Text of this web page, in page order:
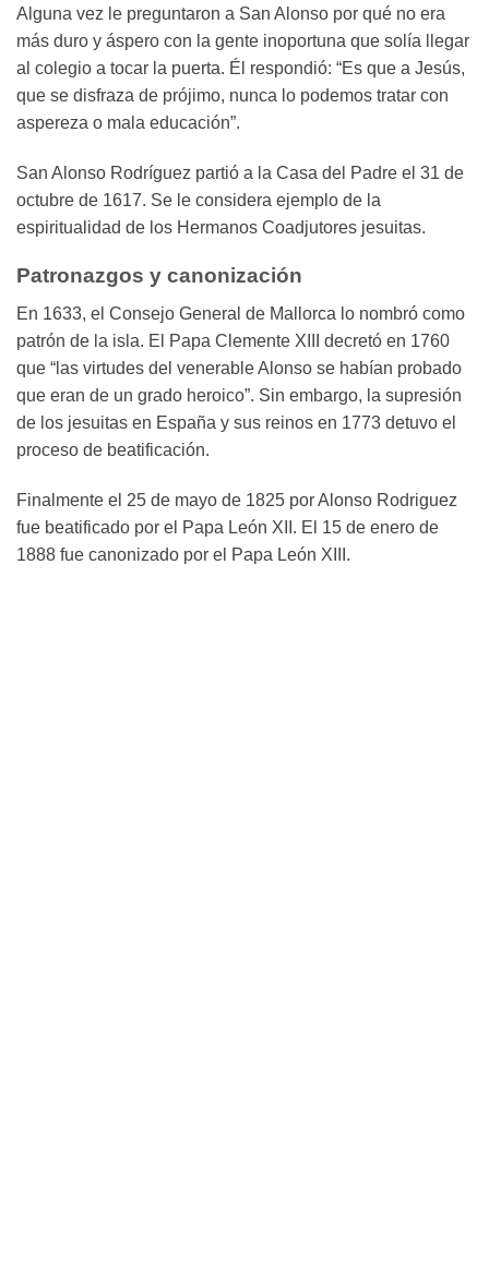
Alguna vez le preguntaron a San Alonso por qué no era
más duro y áspero con la gente inoportuna que solía llegar
al colegio a tocar la puerta. Él respondió: “Es que a Jesús,
que se disfraza de prójimo, nunca lo podemos tratar con
aspereza o mala educación”.
San Alonso Rodríguez partió a la Casa del Padre el 31 de
octubre de 1617. Se le considera ejemplo de la
espiritualidad de los Hermanos Coadjutores jesuitas.
Patronazgos y canonización
En 1633, el Consejo General de Mallorca lo nombró como
patrón de la isla. El Papa Clemente XIII decretó en 1760
que “las virtudes del venerable Alonso se habían probado
que eran de un grado heroico”. Sin embargo, la supresión
de los jesuitas en España y sus reinos en 1773 detuvo el
proceso de beatificación.
Finalmente el 25 de mayo de 1825 por Alonso Rodriguez
fue beatificado por el Papa León XII. El 15 de enero de
1888 fue canonizado por el Papa León XIII.